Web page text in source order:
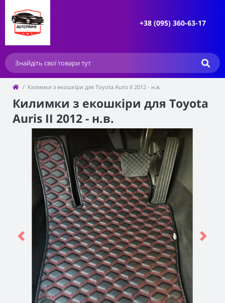
+38 (095) 360-63-17
Килимки з екошкіри для Toyota Auris II 2012 - н.в.
Килимки з екошкіри для Toyota
Auris II 2012 - н.в.
Previous Next